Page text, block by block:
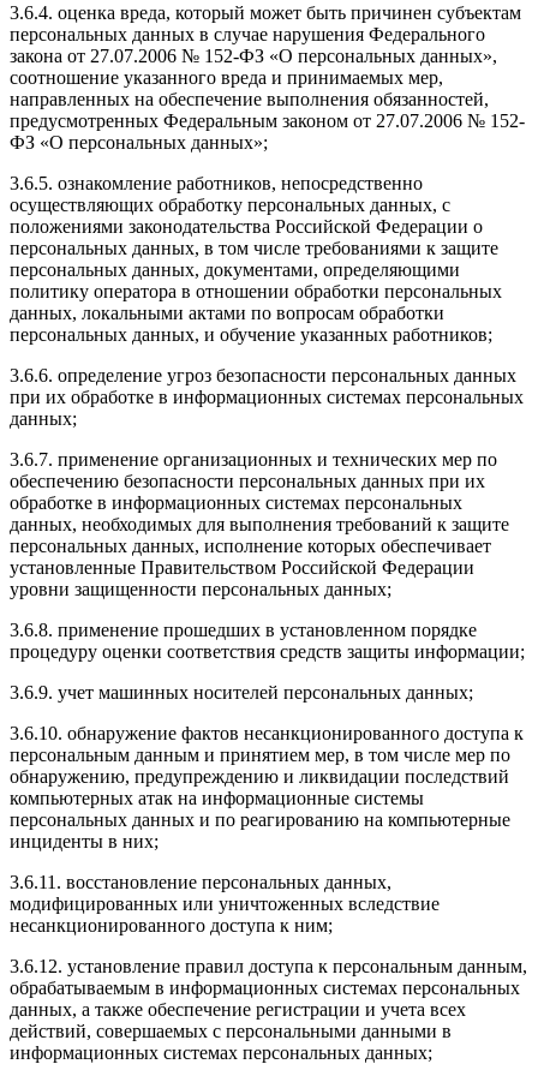
3.6.4. оценка вреда, который может быть причинен субъектам
персональных данных в случае нарушения Федерального
закона от 27.07.2006 № 152-ФЗ «О персональных данных»,
соотношение указанного вреда и принимаемых мер,
направленных на обеспечение выполнения обязанностей,
предусмотренных Федеральным законом от 27.07.2006 № 152-
ФЗ «О персональных данных»;
3.6.5. ознакомление работников, непосредственно
осуществляющих обработку персональных данных, с
положениями законодательства Российской Федерации о
персональных данных, в том числе требованиями к защите
персональных данных, документами, определяющими
политику оператора в отношении обработки персональных
данных, локальными актами по вопросам обработки
персональных данных, и обучение указанных работников;
3.6.6. определение угроз безопасности персональных данных
при их обработке в информационных системах персональных
данных;
3.6.7. применение организационных и технических мер по
обеспечению безопасности персональных данных при их
обработке в информационных системах персональных
данных, необходимых для выполнения требований к защите
персональных данных, исполнение которых обеспечивает
установленные Правительством Российской Федерации
уровни защищенности персональных данных;
3.6.8. применение прошедших в установленном порядке
процедуру оценки соответствия средств защиты информации;
3.6.9. учет машинных носителей персональных данных;
3.6.10. обнаружение фактов несанкционированного доступа к
персональным данным и принятием мер, в том числе мер по
обнаружению, предупреждению и ликвидации последствий
компьютерных атак на информационные системы
персональных данных и по реагированию на компьютерные
инциденты в них;
3.6.11. восстановление персональных данных,
модифицированных или уничтоженных вследствие
несанкционированного доступа к ним;
3.6.12. установление правил доступа к персональным данным,
обрабатываемым в информационных системах персональных
данных, а также обеспечение регистрации и учета всех
действий, совершаемых с персональными данными в
информационных системах персональных данных;